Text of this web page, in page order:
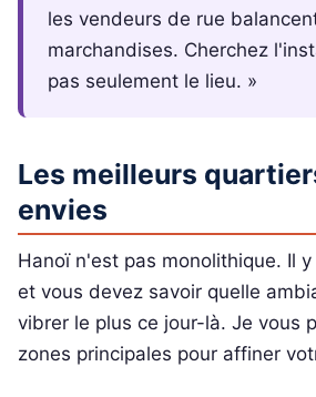
les vendeurs de rue
marchandises. Cherchez
pas seulement le lieu. »
Les meilleurs
envies
Hanoï n'est pas monolithique. Il
et vous devez savoir quelle
vibrer le plus ce jour-là. Je vous
zones principales pour affiner